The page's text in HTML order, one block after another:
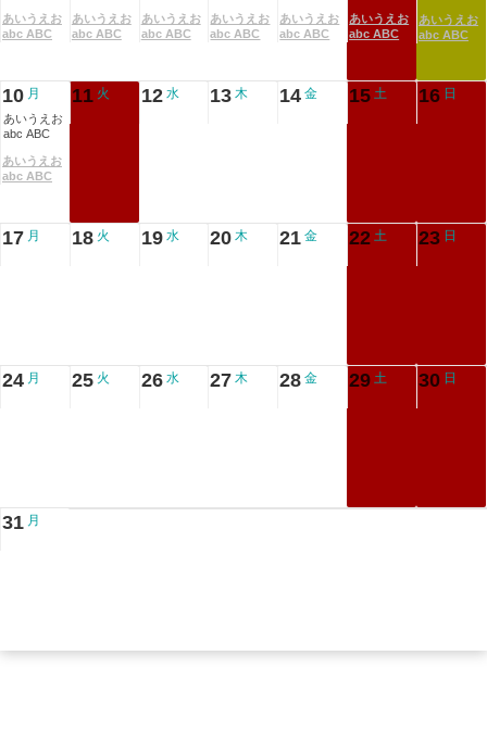
あいうえお
abc ABC
あいうえお
abc ABC
あいうえお
abc ABC
あいうえお
abc ABC
あいうえお
abc ABC
あいうえお
abc ABC
あいうえお
abc ABC
10 月
あいうえお
abc ABC
あいうえお
abc ABC
11 火 12 水 13 木 14 金 15 土 16 日
17 月 18 火 19 水 20 木 21 金 22 土 23 日
24 月 25 火 26 水 27 木 28 金 29 土 30 日
31 月